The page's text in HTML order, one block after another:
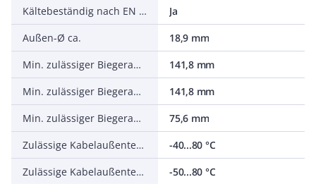
Kältebeständig nach EN 60811-504+505+506
Ja
Außen-Ø ca.
18,9 mm
Min. zulässiger Biegeradius, flexibler Einsatz mit Zwangsführung
141,8 mm
Min. zulässiger Biegeradius, flexibler Einsatz/freie Bewegung
141,8 mm
Min. zulässiger Biegeradius, stationärer Einsatz/fest verlegt
75,6 mm
Zulässige Kabelaußentemperatur bei Montage/Handling
-40...80 °C
Zulässige Kabelaußentemperatur nach Montage ohne Erschütterung
-50...80 °C